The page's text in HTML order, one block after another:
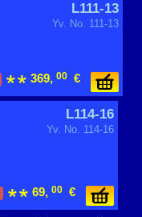
L111-13
Yv. No. 111-13
369, 00 €
L114-16
Yv. No. 114-16
69, 00 €